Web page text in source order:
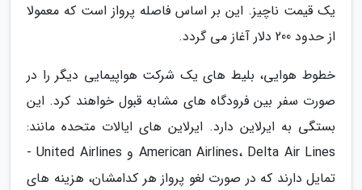
یک قیمت ناچیز. این بر اساس فاصله پرواز است که معمولا
از حدود 200 دلار آغاز می گردد.
خطوط هوایی، بلیط های یک شرکت هواپیمایی دیگر را در
صورت سفر بین فرودگاه های مشابه قبول خواهند کرد. این
بستگی به ایرلاین دارد. ایرلاین های ایالات متحده مانند:
American Airlines، Delta Air Lines و United Airlines -
تمایل دارند که در صورت لغو پرواز هر کدامشان، هزینه های